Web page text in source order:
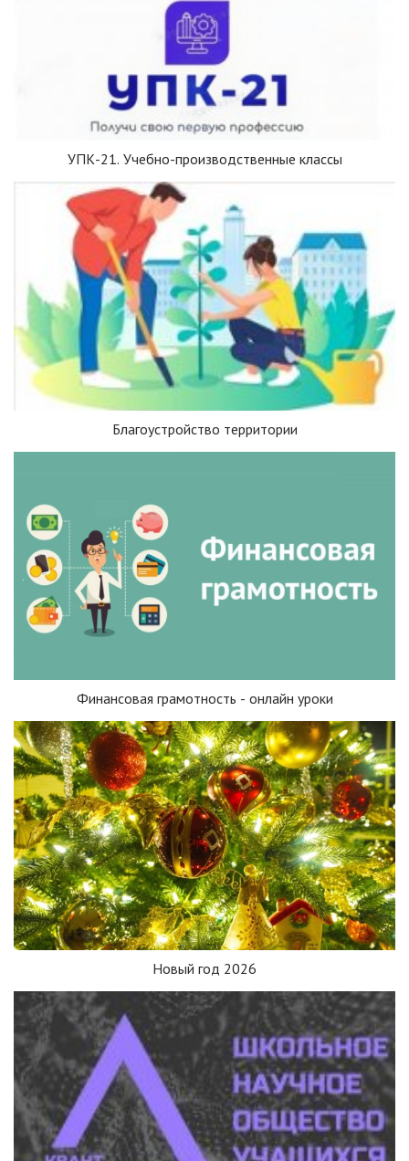
УПК-21. Учебно-производственные классы
Благоустройство территории
Финансовая грамотность - онлайн уроки
Новый год 2026